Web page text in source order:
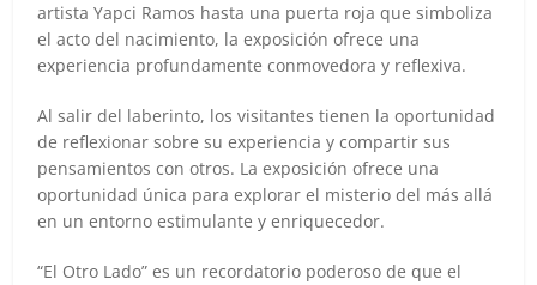
artista Yapci Ramos hasta una puerta roja que simboliza
el acto del nacimiento, la exposición ofrece una
experiencia profundamente conmovedora y reflexiva.
Al salir del laberinto, los visitantes tienen la oportunidad
de reflexionar sobre su experiencia y compartir sus
pensamientos con otros. La exposición ofrece una
oportunidad única para explorar el misterio del más allá
en un entorno estimulante y enriquecedor.
“El Otro Lado” es un recordatorio poderoso de que el